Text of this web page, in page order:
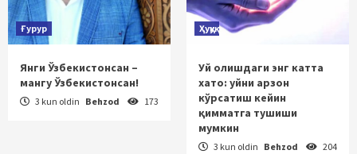
Ғурур
Янги Ўзбекистонсан –
мангу Ўзбекистонсан!
3 kun oldin Behzod 173
Ҳуқуқ
Уй олишдаги энг катта
хато: уйни арзон
кўрсатиш кейин
қимматга тушиши
мумкин
3 kun oldin Behzod 204